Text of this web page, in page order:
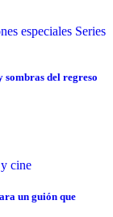
especiales Series
sombras del regreso
cine
un guión que